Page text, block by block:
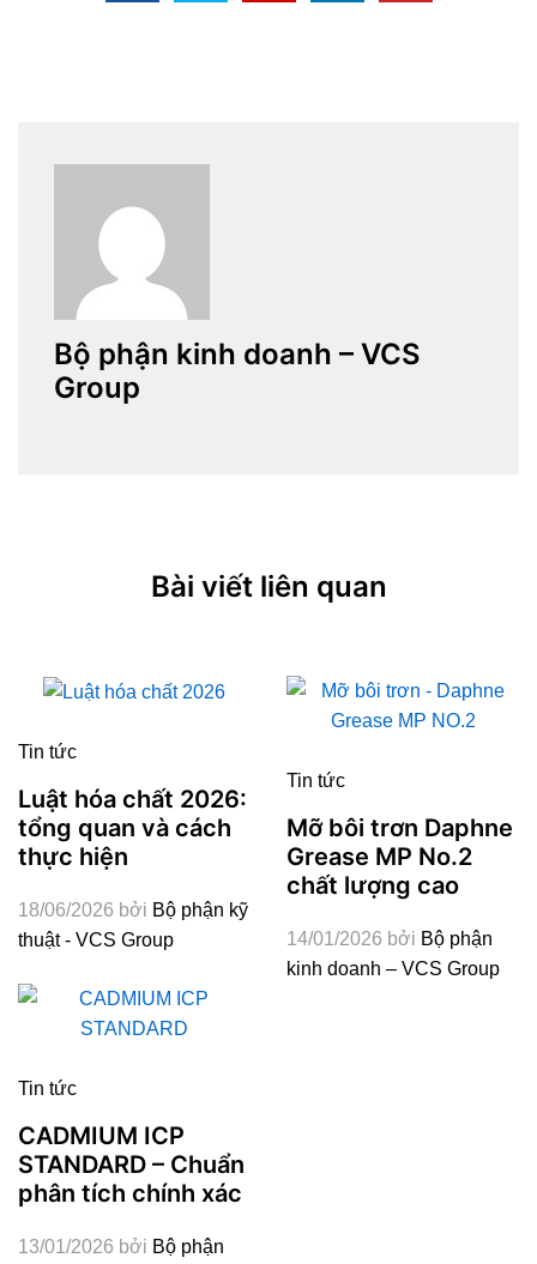
Bộ phận kinh doanh – VCS
Group
Bài viết liên quan
Tin tức
Luật hóa chất 2026:
tổng quan và cách
thực hiện
18/06/2026 bởi Bộ phận kỹ
thuật - VCS Group
Tin tức
Mỡ bôi trơn Daphne
Grease MP No.2
chất lượng cao
14/01/2026 bởi Bộ phận
kinh doanh – VCS Group
Tin tức
CADMIUM ICP
STANDARD – Chuẩn
phân tích chính xác
13/01/2026 bởi Bộ phận